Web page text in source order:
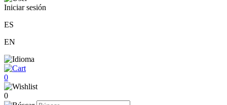
Iniciar sesión
ES
EN
0
0